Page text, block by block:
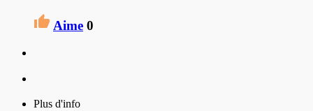
Aime 0
Plus d'info